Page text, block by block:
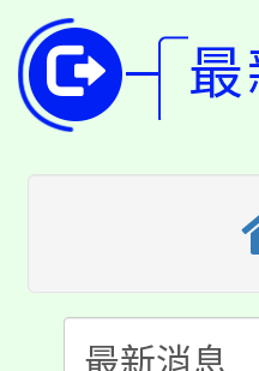
開!
115年
田徑場
桃園市
視費優
半價優
者。
份教師
大溪自
份教師
會
115年食